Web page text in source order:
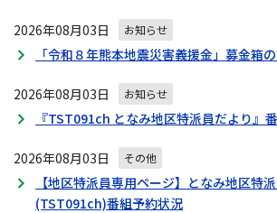
ー
シ
ン
2026年08月03日 お知らせ
「令和８年熊本地震災害義援金」募金箱
2026年08月03日 お知らせ
『TST091ch となみ地区特派員だより』
2026年08月03日 その他
【地区特派員専用ページ】となみ地区特
(TST091ch)番組予約状況